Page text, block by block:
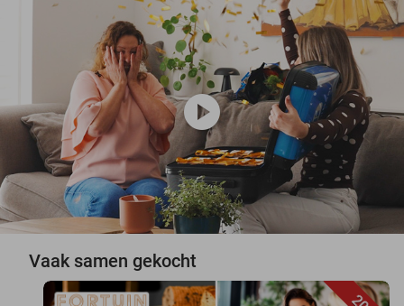
play_circle
Vaak samen gekocht